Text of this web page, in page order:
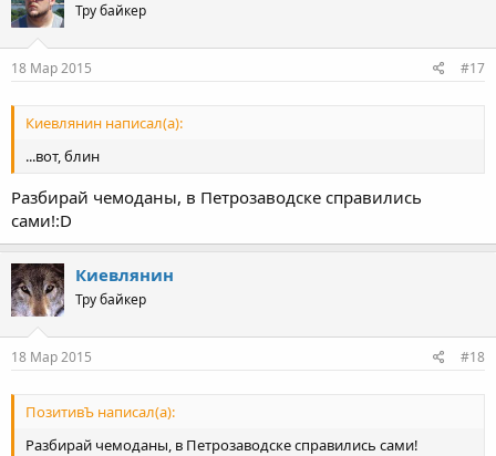
Тру байкер
18 Мар 2015 #17
Киевлянин написал(а):
...вот, блин
Разбирай чемоданы, в Петрозаводске справились
сами!:D
Киевлянин
Тру байкер
18 Мар 2015 #18
ПозитивЪ написал(а):
Разбирай чемоданы, в Петрозаводске справились сами!